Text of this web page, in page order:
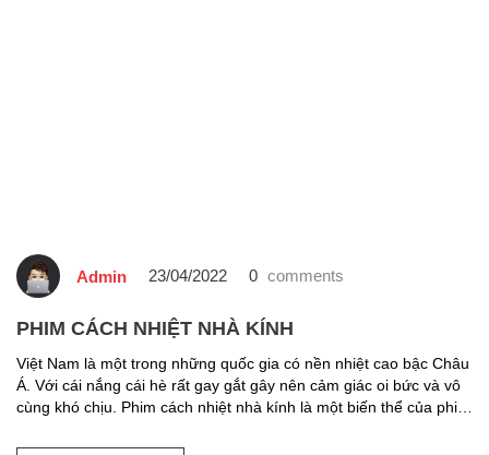
Admin 23/04/2022 0 comments
PHIM CÁCH NHIỆT NHÀ KÍNH
Việt Nam là một trong những quốc gia có nền nhiệt cao bậc Châu
Á. Với cái nắng cái hè rất gay gắt gây nên cảm giác oi bức và vô
cùng khó chịu. Phim cách nhiệt nhà kính là một biến thể của phim